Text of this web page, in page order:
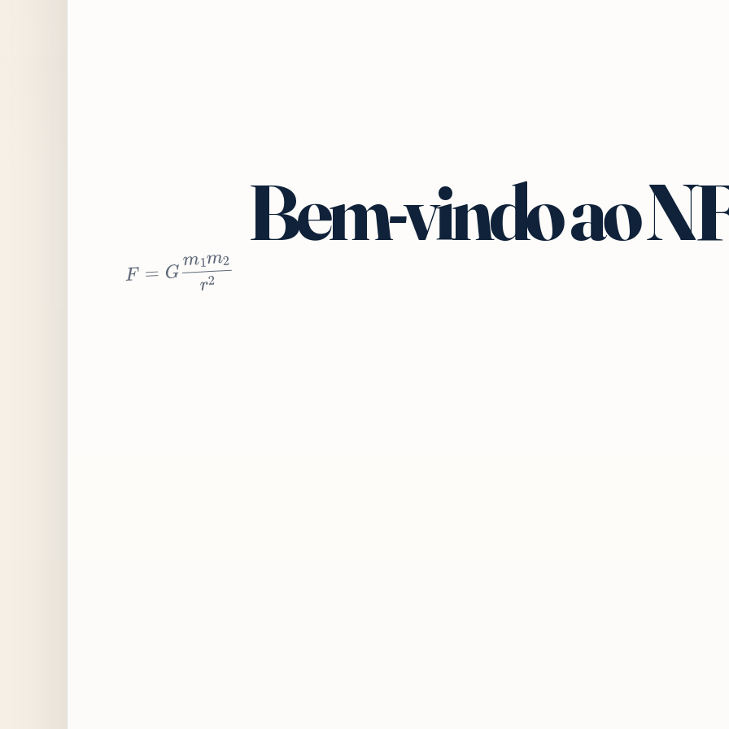
m1m2r2 Bem-vindo ao